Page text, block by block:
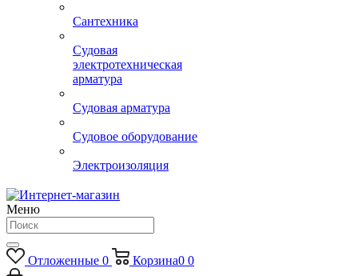
Сантехника
Судовая
электротехническая
арматура
Судовая арматура
Судовое оборудование
Электроизоляция
Меню
Отложенные 0 Корзина0 0